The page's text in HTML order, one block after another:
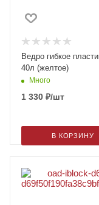
Ведро гибкое
40л (желтое)
Много
1 330 ₽/шт
В КОРЗИНУ